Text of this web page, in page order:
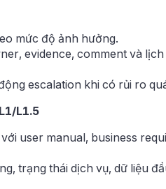
mức độ ảnh hưởng.
evidence, comment và
escalation khi có rủi ro
L1.5
user manual, business
trạng thái dịch vụ, dữ liệu